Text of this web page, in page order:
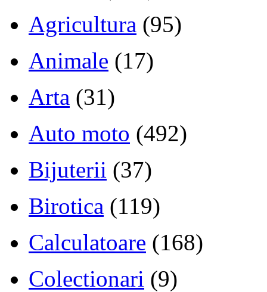
Agricultura (95)
Animale (17)
Arta (31)
Auto moto (492)
Bijuterii (37)
Birotica (119)
Calculatoare (168)
Colectionari (9)